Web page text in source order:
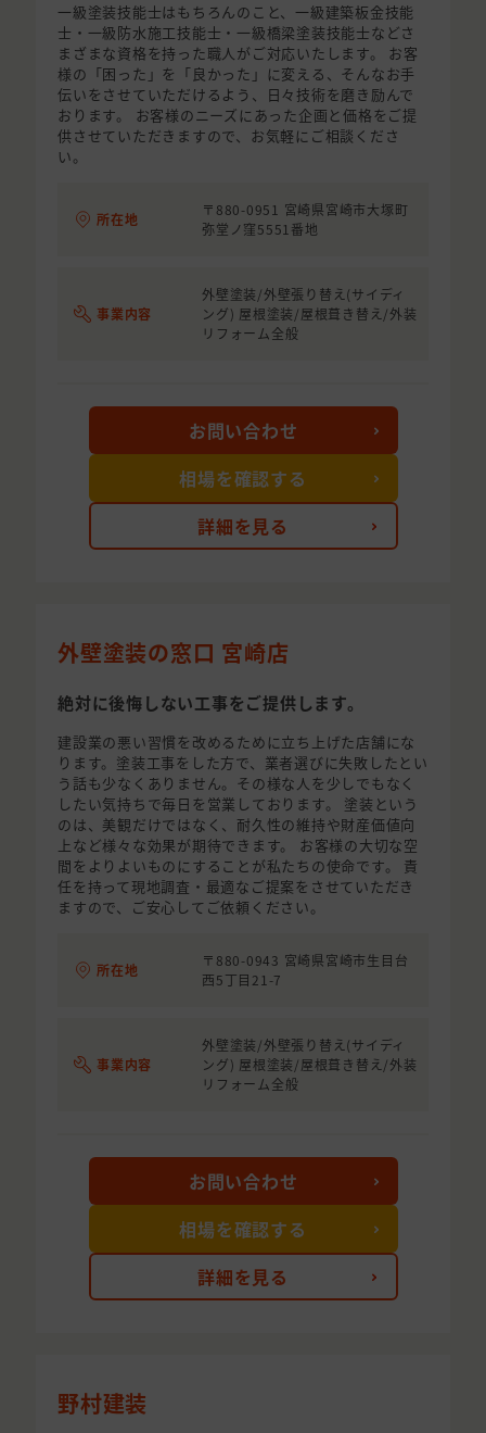
一級塗装技能士はもちろんのこと、一級建築板金技能
士・一級防水施工技能士・一級橋梁塗装技能士などさ
まざまな資格を持った職人がご対応いたします。 お客
様の「困った」を「良かった」に変える、そんなお手
伝いをさせていただけるよう、日々技術を磨き励んで
おります。 お客様のニーズにあった企画と価格をご提
供させていただきますので、お気軽にご相談くださ
い。
所在地
〒880-0951 宮崎県宮崎市大塚町
弥堂ノ窪5551番地
事業内容
外壁塗装/外壁張り替え(サイディ
ング) 屋根塗装/屋根葺き替え/外装
リフォーム全般
詳細を見る
お問い合わせ
相場を確認する
外壁塗装の窓口 宮崎店
絶対に後悔しない工事をご提供します。
建設業の悪い習慣を改めるために立ち上げた店舗にな
ります。塗装工事をした方で、業者選びに失敗したとい
う話も少なくありません。その様な人を少しでもなく
したい気持ちで毎日を営業しております。 塗装という
のは、美観だけではなく、耐久性の維持や財産価値向
上など様々な効果が期待できます。 お客様の大切な空
間をよりよいものにすることが私たちの使命です。 責
任を持って現地調査・最適なご提案をさせていただき
ますので、ご安心してご依頼ください。
所在地
〒880-0943 宮崎県宮崎市生目台
西5丁目21-7
事業内容
外壁塗装/外壁張り替え(サイディ
ング) 屋根塗装/屋根葺き替え/外装
リフォーム全般
詳細を見る
お問い合わせ
相場を確認する
野村建装